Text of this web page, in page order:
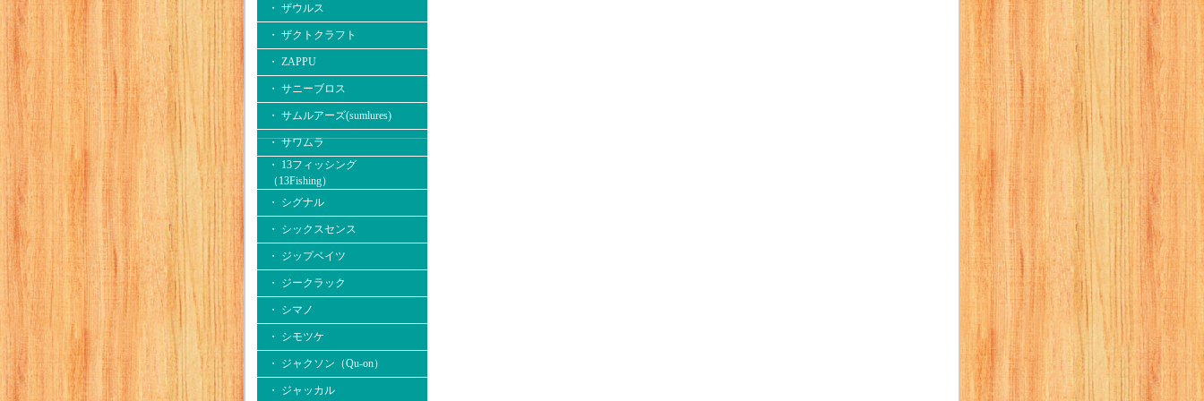
・ ザウルス
・ ザクトクラフト
・ ZAPPU
・ サニーブロス
・ サムルアーズ(sumlures)
・ サワムラ
・ 13フィッシング
（13Fishing）
・ シグナル
・ シックスセンス
・ ジップベイツ
・ ジークラック
・ シマノ
・ シモツケ
・ ジャクソン（Qu-on）
・ ジャッカル